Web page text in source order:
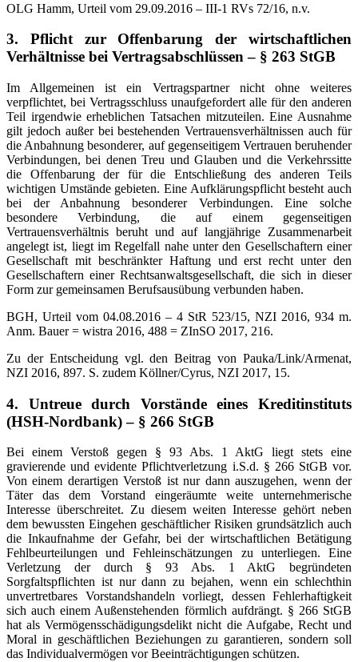
OLG Hamm, Urteil vom 29.09.2016 – III-1 RVs 72/16, n.v.
3. Pflicht zur Offenbarung der wirtschaftlichen
Verhältnisse bei Vertragsabschlüssen – § 263 StGB
Im Allgemeinen ist ein Vertragspartner nicht ohne weiteres
verpflichtet, bei Vertragsschluss unaufgefordert alle für den anderen
Teil irgendwie erheblichen Tatsachen mitzuteilen. Eine Ausnahme
gilt jedoch außer bei bestehenden Vertrauensverhältnissen auch für
die Anbahnung besonderer, auf gegenseitigem Vertrauen beruhender
Verbindungen, bei denen Treu und Glauben und die Verkehrssitte
die Offenbarung der für die Entschließung des anderen Teils
wichtigen Umstände gebieten. Eine Aufklärungspflicht besteht auch
bei der Anbahnung besonderer Verbindungen. Eine solche
besondere Verbindung, die auf einem gegenseitigen
Vertrauensverhältnis beruht und auf langjährige Zusammenarbeit
angelegt ist, liegt im Regelfall nahe unter den Gesellschaftern einer
Gesellschaft mit beschränkter Haftung und erst recht unter den
Gesellschaftern einer Rechtsanwaltsgesellschaft, die sich in dieser
Form zur gemeinsamen Berufsausübung verbunden haben.
BGH, Urteil vom 04.08.2016 – 4 StR 523/15, NZI 2016, 934 m.
Anm. Bauer = wistra 2016, 488 = ZInSO 2017, 216.
Zu der Entscheidung vgl. den Beitrag von Pauka/Link/Armenat,
NZI 2016, 897. S. zudem Köllner/Cyrus, NZI 2017, 15.
4. Untreue durch Vorstände eines Kreditinstituts
(HSH-Nordbank) – § 266 StGB
Bei einem Verstoß gegen § 93 Abs. 1 AktG liegt stets eine
gravierende und evidente Pflichtverletzung i.S.d. § 266 StGB vor.
Von einem derartigen Verstoß ist nur dann auszugehen, wenn der
Täter das dem Vorstand eingeräumte weite unternehmerische
Interesse überschreitet. Zu diesem weiten Interesse gehört neben
dem bewussten Eingehen geschäftlicher Risiken grundsätzlich auch
die Inkaufnahme der Gefahr, bei der wirtschaftlichen Betätigung
Fehlbeurteilungen und Fehleinschätzungen zu unterliegen. Eine
Verletzung der durch § 93 Abs. 1 AktG begründeten
Sorgfaltspflichten ist nur dann zu bejahen, wenn ein schlechthin
unvertretbares Vorstandshandeln vorliegt, dessen Fehlerhaftigkeit
sich auch einem Außenstehenden förmlich aufdrängt. § 266 StGB
hat als Vermögensschädigungsdelikt nicht die Aufgabe, Recht und
Moral in geschäftlichen Beziehungen zu garantieren, sondern soll
das Individualvermögen vor Beeinträchtigungen schützen.